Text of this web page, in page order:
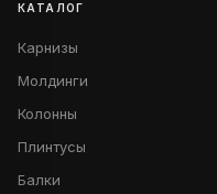
КАТАЛОГ
Карнизы
Молдинги
Колонны
Плинтусы
Балки